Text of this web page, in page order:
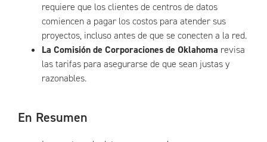
requiere que los clientes de centros de datos
comiencen a pagar los costos para atender sus
proyectos, incluso antes de que se conecten a la red.
La Comisión de Corporaciones de Oklahoma revisa
las tarifas para asegurarse de que sean justas y
razonables.
En Resumen